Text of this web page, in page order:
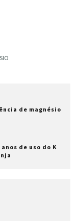
de magnésio
de uso do K